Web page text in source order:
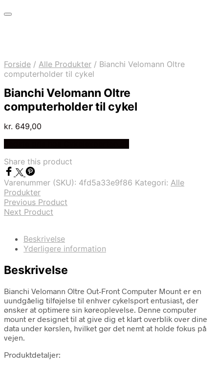
Forside / Alle Produkter / Bianchi Velomann Oltre
computerholder til cykel
Bianchi Velomann Oltre
computerholder til cykel
kr. 649,00
Share this product
Varenummer (SKU): 4fd5a33e9f86 Kategori: Alle
Produkter
Previous Product
Next Product
Beskrivelse
Yderligere information
Beskrivelse
Bianchi Velomann Oltre Out-Front Computer Mount er en
uundgåelig tilføjelse til enhver cykelsport entusiast, der
ønsker at optimere sin køreoplevelse. Denne computer
mount er designet til at give dig et klart overblik over dine
data under kørslen, hvilket gør det nemt at holde fokus på
vejen.
Produktdetaljer: